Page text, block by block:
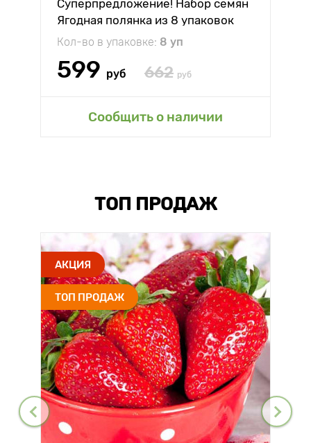
Суперпредложение! Набор семян
Ягодная полянка из 8 упаковок
Кол-во в упаковке: 8 уп
599 руб 662 руб
Сообщить о наличии
ТОП ПРОДАЖ
АКЦИЯ
ТОП ПРОДАЖ